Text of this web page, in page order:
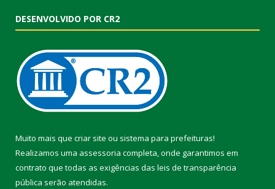
DESENVOLVIDO POR CR2
Muito mais que criar site ou sistema para prefeituras!
Realizamos uma assessoria completa, onde garantimos em
contrato que todas as exigências das leis de transparência
pública serão atendidas.